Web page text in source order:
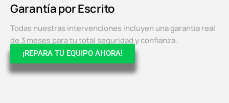
Garantía por Escrito
Todas nuestras intervenciones incluyen una garantía real
de 3 meses para tu total seguridad y confianza.
¡REPARA TU EQUIPO AHORA!